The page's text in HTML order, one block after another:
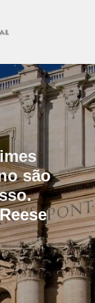
são